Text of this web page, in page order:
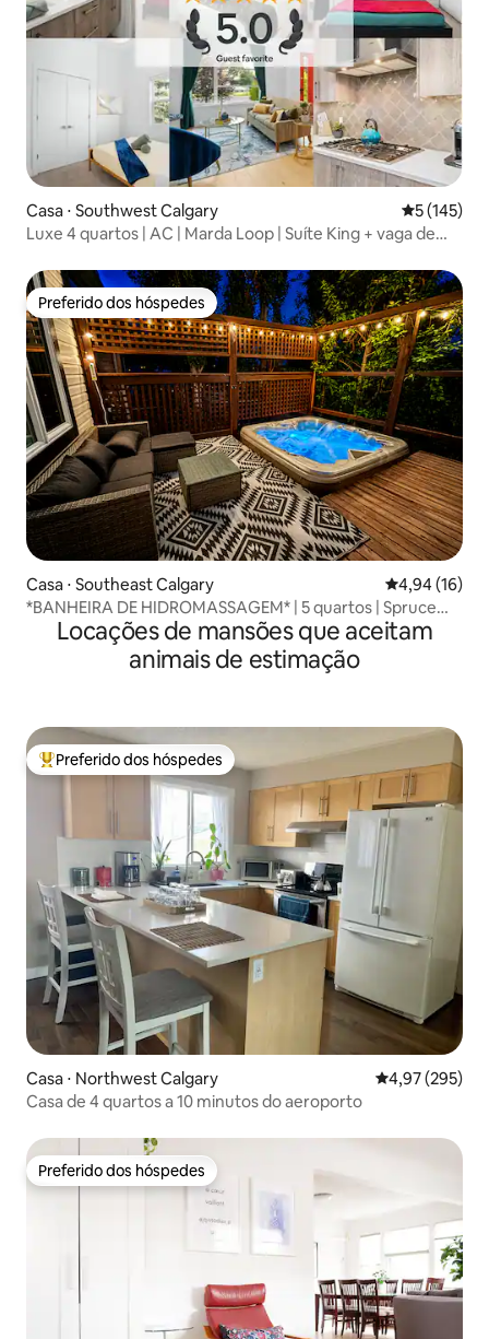
Casa ⋅ Southwest Calgary 5 de uma
5 (145)
Luxe 4 quartos | AC | Marda Loop | Suíte King + vaga de
Preferido dos hóspedes
Preferido dos hóspedes
Casa ⋅ Southeast Calgary 4,94 de uma
4,94 (16)
*BANHEIRA DE HIDROMASSAGEM* | 5 quartos | Spruce
Meadows Retreat
Locações de mansões que aceitam
animais de estimação
Entre os melhores preferidos dos hóspedes
Preferido dos hóspedes
Casa ⋅ Northwest Calgary 4,97 de uma
4,97 (295)
Casa de 4 quartos a 10 minutos do aeroporto
Preferido dos hóspedes
Preferido dos hóspedes